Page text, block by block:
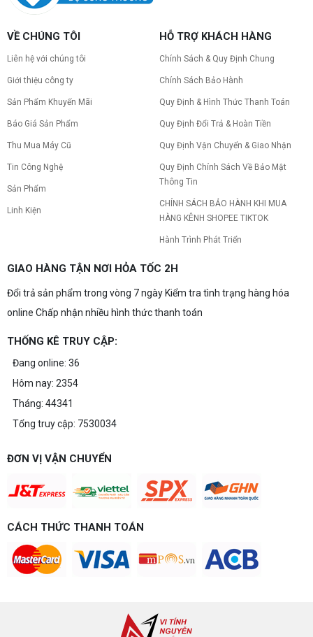
VỀ CHÚNG TÔI
Liên hệ với chúng tôi
Giới thiệu công ty
Sản Phẩm Khuyến Mãi
Báo Giá Sản Phẩm
Thu Mua Máy Cũ
Tin Công Nghệ
Sản Phẩm
Linh Kiện
HỖ TRỢ KHÁCH HÀNG
Chính Sách & Quy Định Chung
Chính Sách Bảo Hành
Quy Định & Hình Thức Thanh Toán
Quy Định Đổi Trả & Hoàn Tiền
Quy Định Vận Chuyển & Giao Nhận
Quy Định Chính Sách Về Bảo Mật
Thông Tin
CHÍNH SÁCH BẢO HÀNH KHI MUA
HÀNG KÊNH SHOPEE TIKTOK
Hành Trình Phát Triển
GIAO HÀNG TẬN NƠI HỎA TỐC 2H
Đổi trả sản phẩm trong vòng 7 ngày Kiểm tra tình trạng hàng hóa
online Chấp nhận nhiều hình thức thanh toán
THỐNG KÊ TRUY CẬP:
Đang online: 36
Hôm nay: 2354
Tháng: 44341
Tổng truy cập: 7530034
ĐƠN VỊ VẬN CHUYỂN
CÁCH THỨC THANH TOÁN